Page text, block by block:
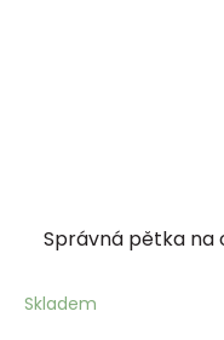
Správná pětka na
Skladem